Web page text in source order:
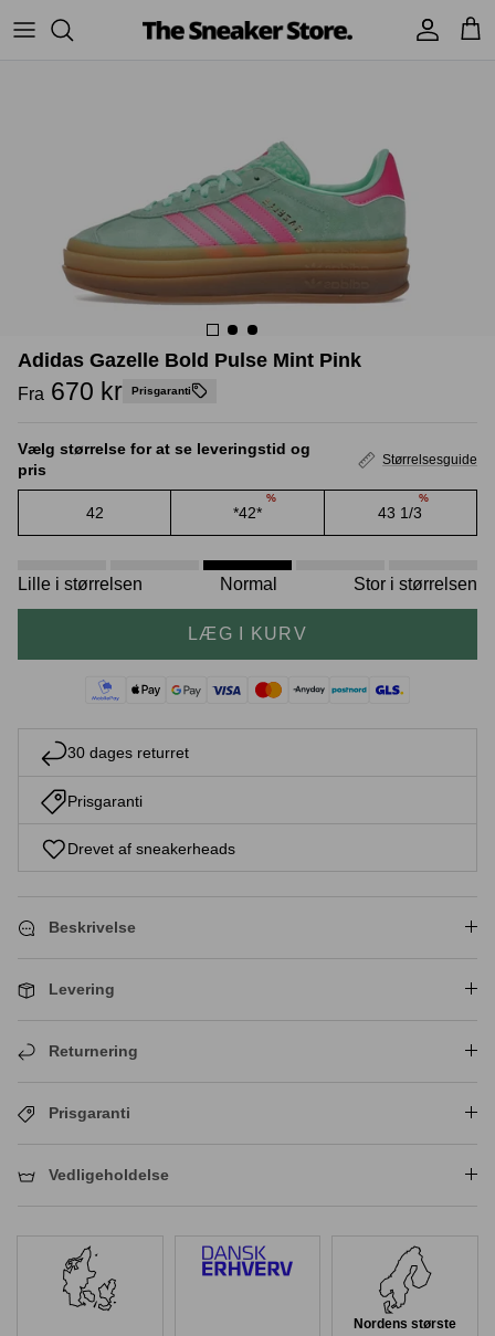
Jordans
Andre brands
BAPE - A Bathing Ape
TSS Collection
Accessories Sneaker boks
Crease protectors Skotræ
Sneaker rengøring
Adidas Gazelle Bold Pulse Mint Pink
Fra 670 kr Prisgaranti
Vælg størrelse for at se leveringstid og
pris
Størrelsesguide
42 *42*
%
43 1/3
%
Lille i størrelsen Normal Stor i størrelsen
LÆG I KURV
30 dages returret
Prisgaranti
Drevet af sneakerheads
Beskrivelse
Levering
Returnering
Prisgaranti
Vedligeholdelse
Nordens største